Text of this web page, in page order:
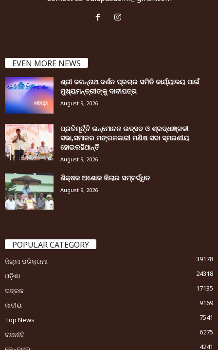
EVEN MORE NEWS
ଶ୍ରୀ ଜଗନ୍ନାଥ ଦର୍ଶନ ପ୍ରଚାର ସମିତି କାର୍ଯ୍ୟାଳୟ ପାଇଁ
ମୁଖ୍ୟମନ୍ତ୍ରୀଙ୍କୁ ଦାବୀପତ୍ର
August 9, 2026
ପ୍ରତିମୂର୍ତ୍ତି ଉନ୍ମୋଚନ ଉତ୍ସବ ଓ ଶ୍ରଦ୍ଧାଞ୍ଜଳୀ
ସଭା,ସମାଜର ମଙ୍ଗଳକାରୀ ମଣିଷ ସଦା ସ୍ମରଣୀୟ
ହୋଇରହିଥାନ୍ତି
August 9, 2026
ଶିକ୍ଷକ ଅଶୋକ ଖିଲାର ସମ୍ବର୍ଦ୍ଧିତ
August 9, 2026
POPULAR CATEGORY
ଜିଲ୍ଲା ପରିକ୍ରମା
39178
ଓଡ଼ିଶା
24318
ଭଦ୍ରକ
17135
ଜାତୀୟ
9169
Top News
7541
ରାଜନୀତି
6275
4241